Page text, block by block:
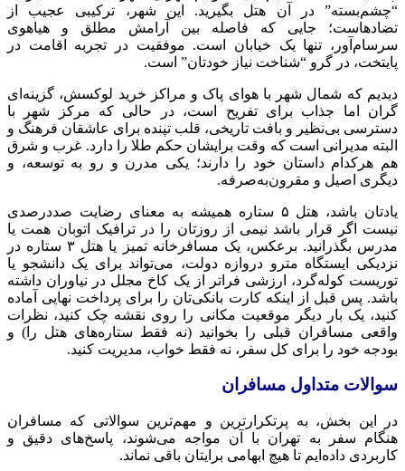
“چشم‌بسته” در آن هتل بگیرید. این شهر، ترکیبی عجیب از
تضادهاست؛ جایی که فاصله بین آرامش مطلق و هیاهوی
سرسام‌آور، تنها یک خیابان است. موفقیت در تجربه اقامت در
پایتخت، در گرو “شناخت نیاز خودتان” است.
دیدیم که شمال شهر با هوای پاک و مراکز خرید لوکسش، گزینه‌ای
گران اما جذاب برای تفریح است، در حالی که مرکز شهر با
دسترسی بی‌نظیر و بافت تاریخی، قلب تپنده برای عاشقان فرهنگ و
البته مدیرانی است که وقت برایشان حکم طلا را دارد. غرب و شرق
هم هرکدام داستان خود را دارند؛ یکی مدرن و رو به توسعه، و
دیگری اصیل و مقرون‌به‌صرفه.
یادتان باشد، هتل ۵ ستاره همیشه به معنای رضایت صددرصدی
نیست اگر قرار باشد نیمی از روزتان را در ترافیک اتوبان همت یا
مدرس بگذرانید. برعکس، یک مسافرخانه تمیز یا هتل ۳ ستاره در
نزدیکی ایستگاه مترو دروازه دولت، می‌تواند برای یک دانشجو یا
توریست کوله‌گرد، ارزشی فراتر از یک کاخ مجلل در نیاوران داشته
باشد. پس قبل از اینکه کارت بانکی‌تان را برای پرداخت نهایی آماده
کنید، یک بار دیگر موقعیت مکانی را روی نقشه چک کنید، نظرات
واقعی مسافران قبلی را بخوانید (نه فقط ستاره‌های هتل را) و
بودجه خود را برای کل سفر، نه فقط خواب، مدیریت کنید.
سوالات متداول مسافران
در این بخش، به پرتکرارترین و مهم‌ترین سوالاتی که مسافران
هنگام سفر به تهران با آن مواجه می‌شوند، پاسخ‌های دقیق و
کاربردی داده‌ایم تا هیچ ابهامی برایتان باقی نماند.